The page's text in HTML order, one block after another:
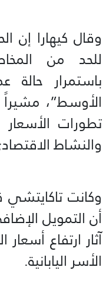
وقال كيهارا إن
للحد من
باستمرار
الأوسط”،
تطورات
والنشاط
وكانت
أن التمويل
آثار ارتفاع أسعار
الأسر اليابانية.